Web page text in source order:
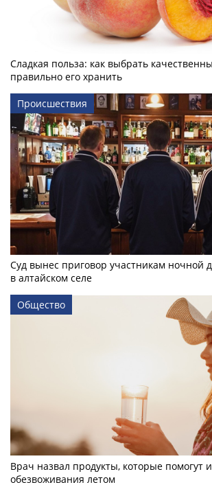
Сладкая польза: как выбрать
правильно его хранить
Происшествия
Суд вынес приговор участникам ночной
в алтайском селе
Общество
Врач назвал продукты, которые помогут
обезвоживания летом